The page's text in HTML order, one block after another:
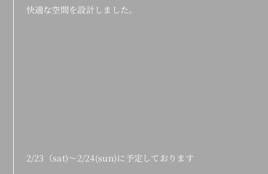
快適な空間を設計しました。
2/23（sat)～2/24(sun)に予定しております